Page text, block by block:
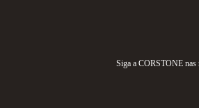
Siga a CORSTONE nas